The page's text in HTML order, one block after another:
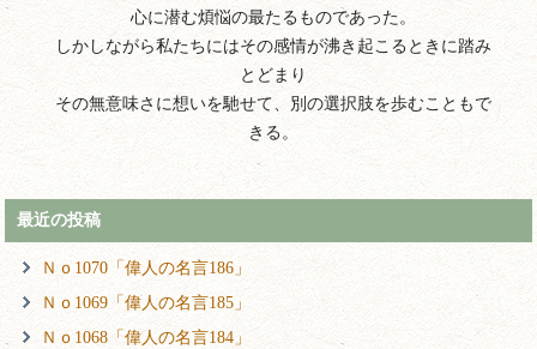
心に潜む煩悩の最たるものであった。
しかしながら私たちにはその感情が沸き起こるときに踏み
とどまり
その無意味さに想いを馳せて、別の選択肢を歩むこともで
きる。
最近の投稿
Ｎｏ1070「偉人の名言186」
Ｎｏ1069「偉人の名言185」
Ｎｏ1068「偉人の名言184」